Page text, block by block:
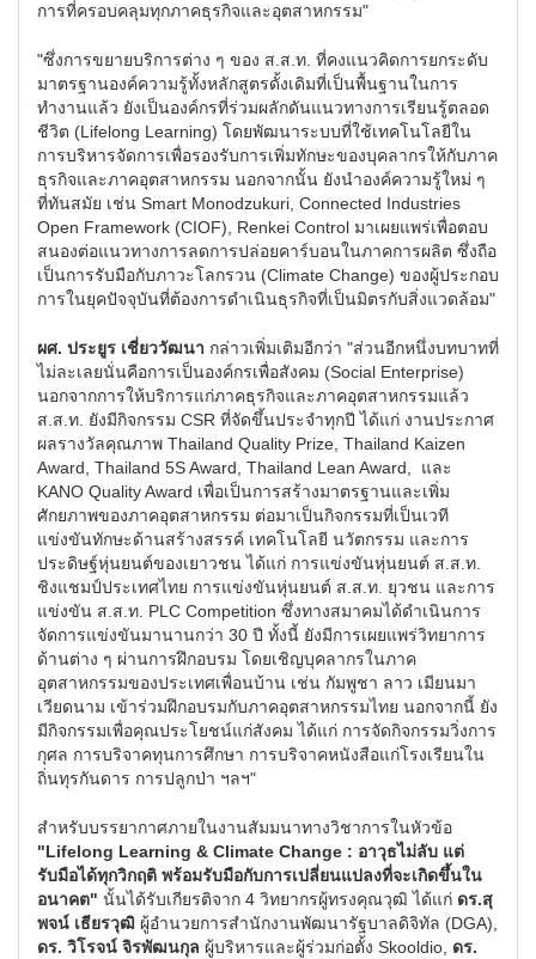
การที่ครอบคลุมทุกภาคธุรกิจและอุตสาหกรรม"
"ซึ่งการขยายบริการต่าง ๆ ของ ส.ส.ท. ที่คงแนวคิดการยกระดับ
มาตรฐานองค์ความรู้ทั้งหลักสูตรดั้งเดิมที่เป็นพื้นฐานในการ
ทำงานแล้ว ยังเป็นองค์กรที่ร่วมผลักดันแนวทางการเรียนรู้ตลอด
ชีวิต (Lifelong Learning) โดยพัฒนาระบบที่ใช้เทคโนโลยีใน
การบริหารจัดการเพื่อรองรับการเพิ่มทักษะของบุคลากรให้กับภาค
ธุรกิจและภาคอุตสาหกรรม นอกจากนั้น ยังนำองค์ความรู้ใหม่ ๆ
ที่ทันสมัย เช่น Smart Monodzukuri, Connected Industries
Open Framework (CIOF), Renkei Control มาเผยแพร่เพื่อตอบ
สนองต่อแนวทางการลดการปล่อยคาร์บอนในภาคการผลิต ซึ่งถือ
เป็นการรับมือกับภาวะโลกรวน (Climate Change) ของผู้ประกอบ
การในยุคปัจจุบันที่ต้องการดำเนินธุรกิจที่เป็นมิตรกับสิ่งแวดล้อม"
ผศ. ประยูร เชี่ยววัฒนา กล่าวเพิ่มเติมอีกว่า "ส่วนอีกหนึ่งบทบาทที่
ไม่ละเลยนั่นคือการเป็นองค์กรเพื่อสังคม (Social Enterprise)
นอกจากการให้บริการแก่ภาคธุรกิจและภาคอุตสาหกรรมแล้ว
ส.ส.ท. ยังมีกิจกรรม CSR ที่จัดขึ้นประจำทุกปี ได้แก่ งานประกาศ
ผลรางวัลคุณภาพ Thailand Quality Prize, Thailand Kaizen
Award, Thailand 5S Award, Thailand Lean Award, และ
KANO Quality Award เพื่อเป็นการสร้างมาตรฐานและเพิ่ม
ศักยภาพของภาคอุตสาหกรรม ต่อมาเป็นกิจกรรมที่เป็นเวที
แข่งขันทักษะด้านสร้างสรรค์ เทคโนโลยี นวัตกรรม และการ
ประดิษฐ์หุ่นยนต์ของเยาวชน ได้แก่ การแข่งขันหุ่นยนต์ ส.ส.ท.
ชิงแชมป์ประเทศไทย การแข่งขันหุ่นยนต์ ส.ส.ท. ยุวชน และการ
แข่งขัน ส.ส.ท. PLC Competition ซึ่งทางสมาคมได้ดำเนินการ
จัดการแข่งขันมานานกว่า 30 ปี ทั้งนี้ ยังมีการเผยแพร่วิทยาการ
ด้านต่าง ๆ ผ่านการฝึกอบรม โดยเชิญบุคลากรในภาค
อุตสาหกรรมของประเทศเพื่อนบ้าน เช่น กัมพูชา ลาว เมียนมา
เวียดนาม เข้าร่วมฝึกอบรมกับภาคอุตสาหกรรมไทย นอกจากนี้ ยัง
มีกิจกรรมเพื่อคุณประโยชน์แก่สังคม ได้แก่ การจัดกิจกรรมวิ่งการ
กุศล การบริจาคทุนการศึกษา การบริจาคหนังสือแก่โรงเรียนใน
ถิ่นทุรกันดาร การปลูกป่า ฯลฯ"
สำหรับบรรยากาศภายในงานสัมมนาทางวิชาการในหัวข้อ
"Lifelong Learning & Climate Change : อาวุธไม่ลับ แต่
รับมือได้ทุกวิกฤติ พร้อมรับมือกับการเปลี่ยนแปลงที่จะเกิดขึ้นใน
อนาคต" นั้นได้รับเกียรติจาก 4 วิทยากรผู้ทรงคุณวุฒิ ได้แก่ ดร.สุ
พจน์ เธียรวุฒิ ผู้อำนวยการสำนักงานพัฒนารัฐบาลดิจิทัล (DGA),
ดร. วิโรจน์ จิรพัฒนกุล ผู้บริหารและผู้ร่วมก่อตั้ง Skooldio, ดร.